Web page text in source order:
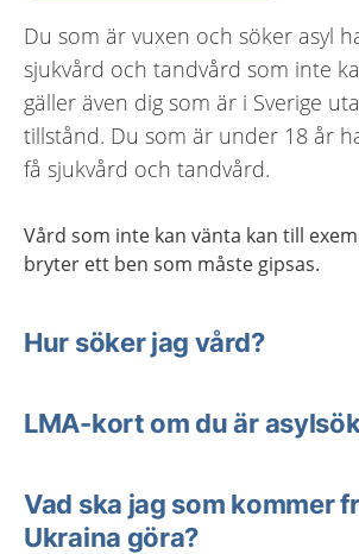
Du som är vuxen och söker asyl
sjukvård och tandvård som inte
gäller även dig som är i Sverige
tillstånd. Du som är under 18 år
få sjukvård och tandvård.
Vård som inte kan vänta kan till
bryter ett ben som måste gipsas.
Hur söker jag vård?
LMA-kort om du är
Vad ska jag som kommer
Ukraina göra?